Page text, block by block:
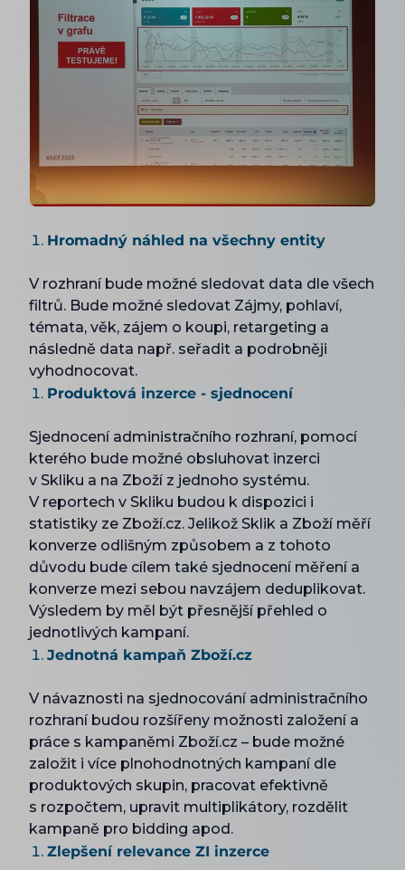
Hromadný náhled na všechny entity
V rozhraní bude možné sledovat data dle všech
filtrů. Bude možné sledovat Zájmy, pohlaví,
témata, věk, zájem o koupi, retargeting a
následně data např. seřadit a podrobněji
vyhodnocovat.
Produktová inzerce - sjednocení
Sjednocení administračního rozhraní, pomocí
kterého bude možné obsluhovat inzerci
v Skliku a na Zboží z jednoho systému.
V reportech v Skliku budou k dispozici i
statistiky ze Zboží.cz. Jelikož Sklik a Zboží měří
konverze odlišným způsobem a z tohoto
důvodu bude cílem také sjednocení měření a
konverze mezi sebou navzájem deduplikovat.
Výsledem by měl být přesnější přehled o
jednotlivých kampaní.
Jednotná kampaň Zboží.cz
V návaznosti na sjednocování administračního
rozhraní budou rozšířeny možnosti založení a
práce s kampaněmi Zboží.cz – bude možné
založit i více plnohodnotných kampaní dle
produktových skupin, pracovat efektivně
s rozpočtem, upravit multiplikátory, rozdělit
kampaně pro bidding apod.
Zlepšení relevance ZI inzerce